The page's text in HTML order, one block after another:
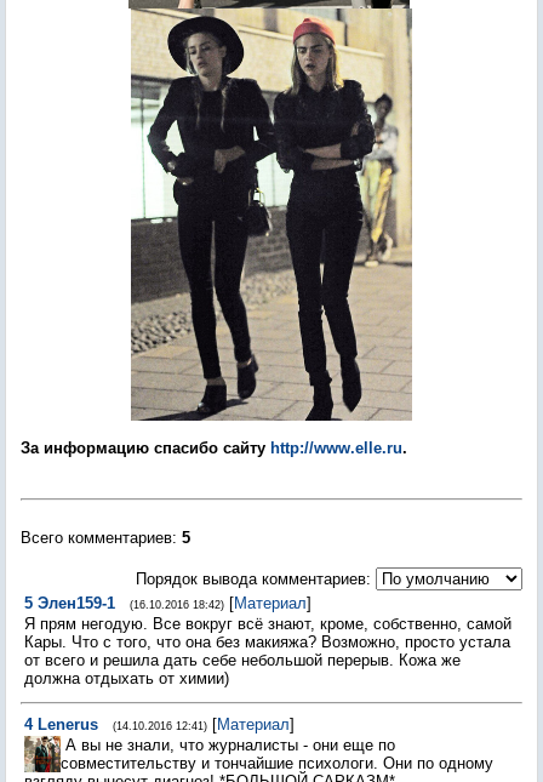
За информацию спасибо сайту http://www.elle.ru.
Всего комментариев: 5
Порядок вывода комментариев:
5 Элен159-1 (16.10.2016 18:42) [Материал]
Я прям негодую. Все вокруг всё знают, кроме, собственно, самой
Кары. Что с того, что она без макияжа? Возможно, просто устала
от всего и решила дать себе небольшой перерыв. Кожа же
должна отдыхать от химии)
4 Lenerus (14.10.2016 12:41) [Материал]
А вы не знали, что журналисты - они еще по
совместительству и тончайшие психологи. Они по одному